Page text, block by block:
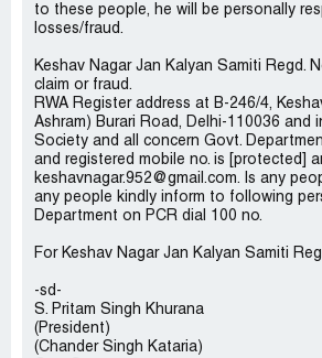
to these people, he will be personally
losses/fraud.
Keshav Nagar Jan Kalyan Samiti Regd.
claim or fraud.
RWA Register address at B-246/4,
Ashram) Burari Road, Delhi-110036 and
Society and all concern Govt.
and registered mobile no. is [protected]
keshavnagar.952@gmail.com. Is any
any people kindly inform to following
Department on PCR dial 100 no.
For Keshav Nagar Jan Kalyan Samiti
-sd-
S. Pritam Singh Khurana
(President)
(Chander Singh Kataria)